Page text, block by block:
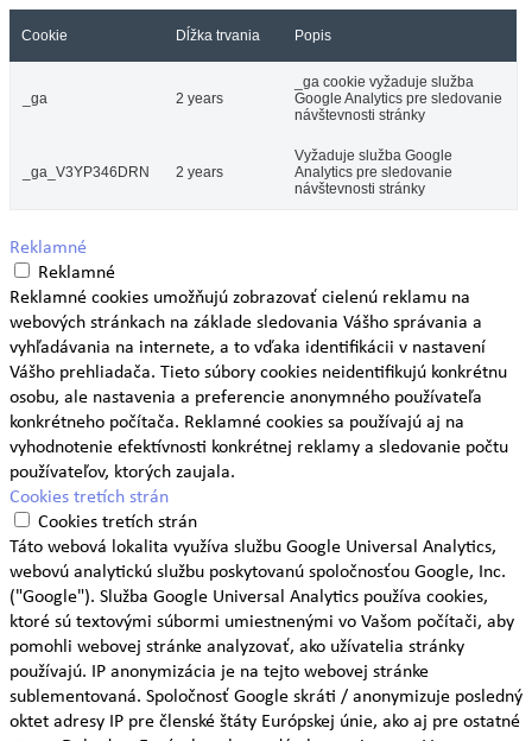
Cookie Dĺžka trvania Popis
_ga 2 years
_ga cookie vyžaduje služba
Google Analytics pre sledovanie
návštevnosti stránky
_ga_V3YP346DRN 2 years
Vyžaduje služba Google
Analytics pre sledovanie
návštevnosti stránky
Reklamné
Reklamné
Reklamné cookies umožňujú zobrazovať cielenú reklamu na
webových stránkach na základe sledovania Vášho správania a
vyhľadávania na internete, a to vďaka identifikácii v nastavení
Vášho prehliadača. Tieto súbory cookies neidentifikujú konkrétnu
osobu, ale nastavenia a preferencie anonymného používateľa
konkrétneho počítača. Reklamné cookies sa používajú aj na
vyhodnotenie efektívnosti konkrétnej reklamy a sledovanie počtu
používateľov, ktorých zaujala.
Cookies tretích strán
Cookies tretích strán
Táto webová lokalita využíva službu Google Universal Analytics,
webovú analytickú službu poskytovanú spoločnosťou Google, Inc.
("Google"). Služba Google Universal Analytics používa cookies,
ktoré sú textovými súbormi umiestnenými vo Vašom počítači, aby
pomohli webovej stránke analyzovať, ako užívatelia stránky
používajú. IP anonymizácia je na tejto webovej stránke
sublementovaná. Spoločnosť Google skráti / anonymizuje posledný
oktet adresy IP pre členské štáty Európskej únie, ako aj pre ostatné